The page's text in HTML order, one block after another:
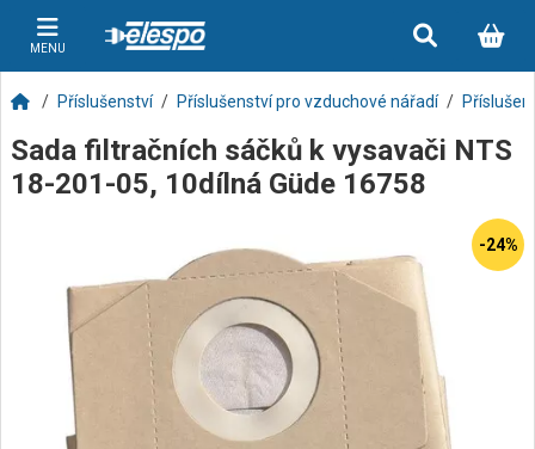
MENU
Příslušenství Příslušenství pro vzduchové nářadí
Sada filtračních sáčků k vysavači NTS
18-201-05, 10dílná Güde 16758
-24%